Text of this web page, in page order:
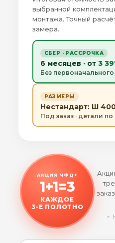
выбранной
монтажа. Точный
замера.
СБЕР · РАССРОЧКА
6 месяцев · от 3
Без
РАЗМЕРЫ
Нестандарт: Ш
Под заказ · детали
АКЦИЯ ЧФД+
1+1=3
КАЖДОЕ
3-Е ПОЛОТНО